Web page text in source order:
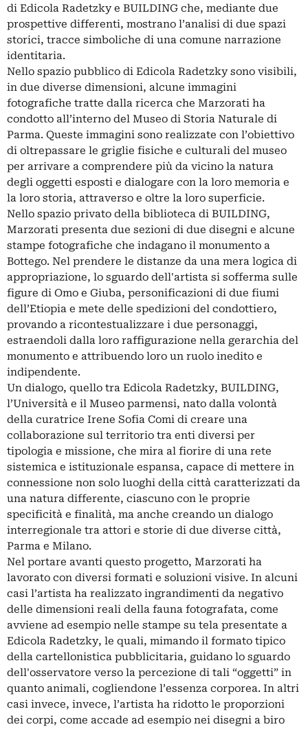
di Edicola Radetzky e BUILDING che, mediante due
prospettive differenti, mostrano l’analisi di due spazi
storici, tracce simboliche di una comune narrazione
identitaria.
Nello spazio pubblico di Edicola Radetzky sono visibili,
in due diverse dimensioni, alcune immagini
fotografiche tratte dalla ricerca che Marzorati ha
condotto all’interno del Museo di Storia Naturale di
Parma. Queste immagini sono realizzate con l’obiettivo
di oltrepassare le griglie fisiche e culturali del museo
per arrivare a comprendere più da vicino la natura
degli oggetti esposti e dialogare con la loro memoria e
la loro storia, attraverso e oltre la loro superficie.
Nello spazio privato della biblioteca di BUILDING,
Marzorati presenta due sezioni di due disegni e alcune
stampe fotografiche che indagano il monumento a
Bottego. Nel prendere le distanze da una mera logica di
appropriazione, lo sguardo dell'artista si sofferma sulle
figure di Omo e Giuba, personificazioni di due fiumi
dell’Etiopia e mete delle spedizioni del condottiero,
provando a ricontestualizzare i due personaggi,
estraendoli dalla loro raffigurazione nella gerarchia del
monumento e attribuendo loro un ruolo inedito e
indipendente.
Un dialogo, quello tra Edicola Radetzky, BUILDING,
l’Università e il Museo parmensi, nato dalla volontà
della curatrice Irene Sofia Comi di creare una
collaborazione sul territorio tra enti diversi per
tipologia e missione, che mira al fiorire di una rete
sistemica e istituzionale espansa, capace di mettere in
connessione non solo luoghi della città caratterizzati da
una natura differente, ciascuno con le proprie
specificità e finalità, ma anche creando un dialogo
interregionale tra attori e storie di due diverse città,
Parma e Milano.
Nel portare avanti questo progetto, Marzorati ha
lavorato con diversi formati e soluzioni visive. In alcuni
casi l’artista ha realizzato ingrandimenti da negativo
delle dimensioni reali della fauna fotografata, come
avviene ad esempio nelle stampe su tela presentate a
Edicola Radetzky, le quali, mimando il formato tipico
della cartellonistica pubblicitaria, guidano lo sguardo
dell'osservatore verso la percezione di tali “oggetti” in
quanto animali, cogliendone l’essenza corporea. In altri
casi invece, invece, l’artista ha ridotto le proporzioni
dei corpi, come accade ad esempio nei disegni a biro